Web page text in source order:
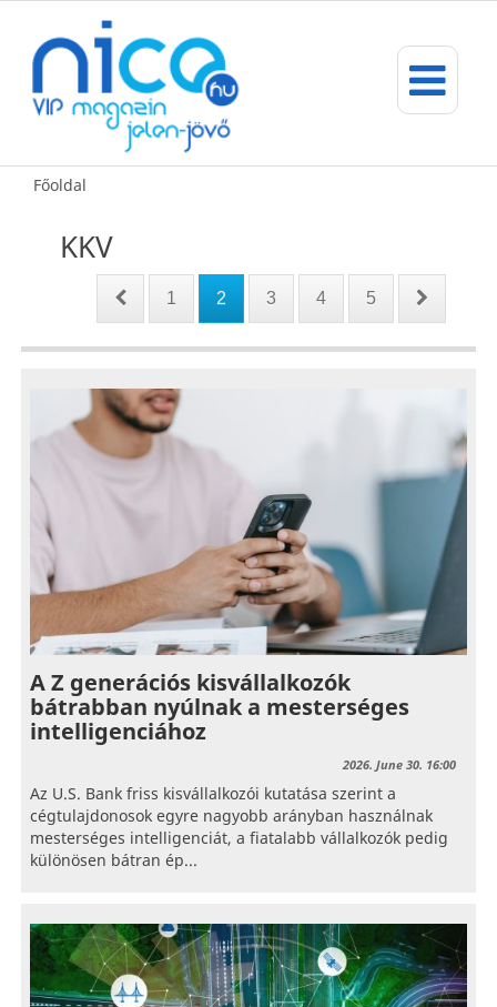
Főoldal
KKV
1 2 3 4 5
A Z generációs kisvállalkozók
bátrabban nyúlnak a mesterséges
intelligenciához
2026. June 30. 16:00
Az U.S. Bank friss kisvállalkozói kutatása szerint a
cégtulajdonosok egyre nagyobb arányban használnak
mesterséges intelligenciát, a fiatalabb vállalkozók pedig
különösen bátran ép...